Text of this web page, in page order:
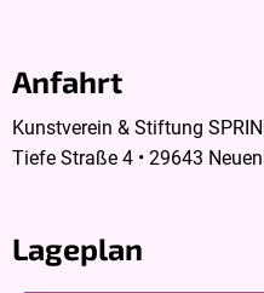
Anfahrt
Kunstverein & Stiftung
Tiefe Straße 4 • 29643
Lageplan